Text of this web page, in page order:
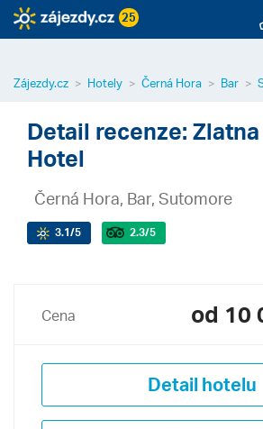
25
Zájezdy.cz Hotely Černá Hora Bar
Detail recenze:
Hotel
Černá Hora, Bar, Sutomore
3.1/5 2.3/5
Cena od 10
Detail hotelu